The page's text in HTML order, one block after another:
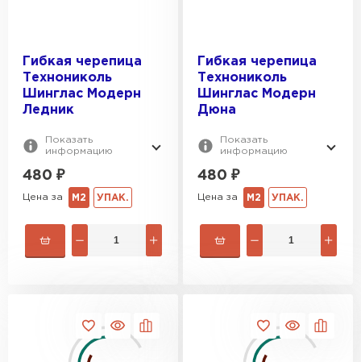
Гибкая черепица
Технониколь
Шинглас Модерн
Ледник
Показать
информацию
480 ₽
Цена за М2 УПАК.
Гибкая черепица
Технониколь
Шинглас Модерн
Дюна
Показать
информацию
480 ₽
Цена за М2 УПАК.